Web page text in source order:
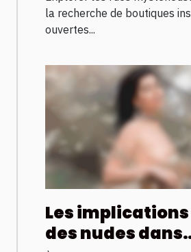
jusqu’à l’aube
la recherche de boutiques
ouvertes...
Les
des nudes dans